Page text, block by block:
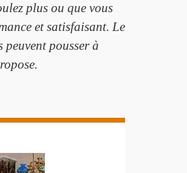
plus ou que vous
et satisfaisant. Le
pousser à